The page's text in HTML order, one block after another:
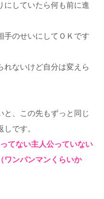
にしていたら何も前に進
手のせいにしてＯＫです
れないけど自分は変えら
と、この先もずっと同じ
です。
てない主人公っていない
ワンパンマンくらいか